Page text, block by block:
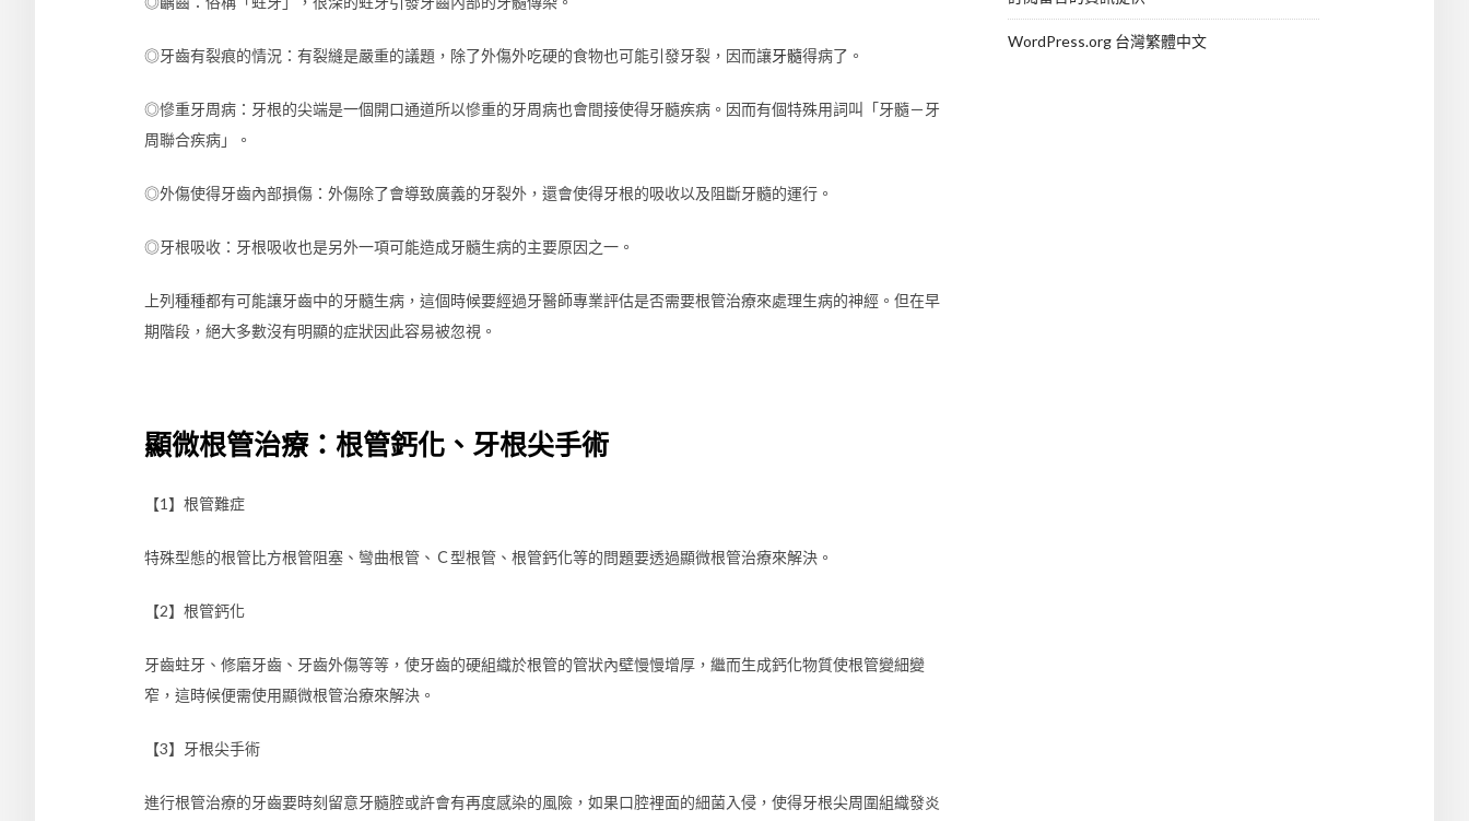
◎牙齒有裂痕的情況：有裂縫是嚴重的議題，除了外傷外吃硬的食物也可能引發牙裂，因而讓牙髓得病了。
◎慘重牙周病：牙根的尖端是一個開口通道所以慘重的牙周病也會間接使得牙髓疾病。因而有個特殊用詞叫「牙髓－牙
周聯合疾病」。
◎外傷使得牙齒內部損傷：外傷除了會導致廣義的牙裂外，還會使得牙根的吸收以及阻斷牙髓的運行。
◎牙根吸收：牙根吸收也是另外一項可能造成牙髓生病的主要原因之一。
上列種種都有可能讓牙齒中的牙髓生病，這個時候要經過牙醫師專業評估是否需要根管治療來處理生病的神經。但在早
期階段，絕大多數沒有明顯的症狀因此容易被忽視。
顯微根管治療：根管鈣化、牙根尖手術
【1】根管難症
特殊型態的根管比方根管阻塞、彎曲根管、Ｃ型根管、根管鈣化等的問題要透過顯微根管治療來解決。
【2】根管鈣化
牙齒蛀牙、修磨牙齒、牙齒外傷等等，使牙齒的硬組織於根管的管狀內壁慢慢增厚，繼而生成鈣化物質使根管變細變
窄，這時候便需使用顯微根管治療來解決。
【3】牙根尖手術
進行根管治療的牙齒要時刻留意牙髓腔或許會有再度感染的風險，如果口腔裡面的細菌入侵，使得牙根尖周圍組織發炎
WordPress.org 台灣繁體中文